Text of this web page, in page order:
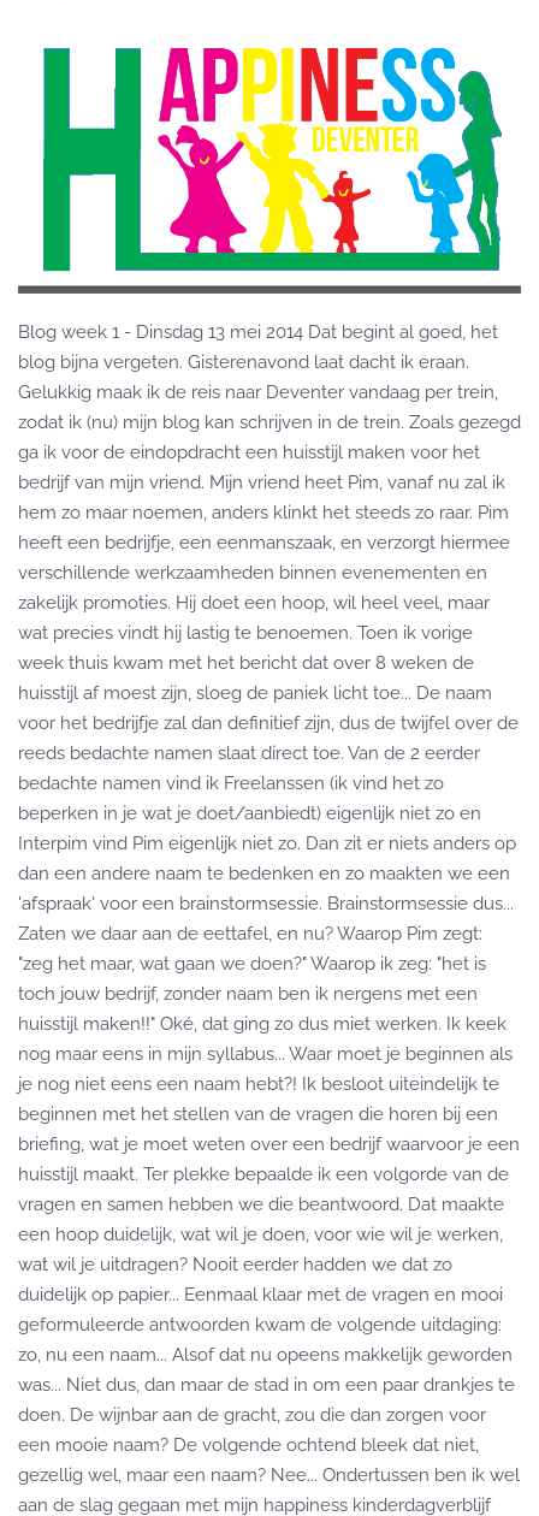
Blog week 1 - Dinsdag 13 mei 2014 Dat begint al goed, het
blog bijna vergeten. Gisterenavond laat dacht ik eraan.
Gelukkig maak ik de reis naar Deventer vandaag per trein,
zodat ik (nu) mijn blog kan schrijven in de trein. Zoals gezegd
ga ik voor de eindopdracht een huisstijl maken voor het
bedrijf van mijn vriend. Mijn vriend heet Pim, vanaf nu zal ik
hem zo maar noemen, anders klinkt het steeds zo raar. Pim
heeft een bedrijfje, een eenmanszaak, en verzorgt hiermee
verschillende werkzaamheden binnen evenementen en
zakelijk promoties. Hij doet een hoop, wil heel veel, maar
wat precies vindt hij lastig te benoemen. Toen ik vorige
week thuis kwam met het bericht dat over 8 weken de
huisstijl af moest zijn, sloeg de paniek licht toe... De naam
voor het bedrijfje zal dan definitief zijn, dus de twijfel over de
reeds bedachte namen slaat direct toe. Van de 2 eerder
bedachte namen vind ik Freelanssen (ik vind het zo
beperken in je wat je doet/aanbiedt) eigenlijk niet zo en
Interpim vind Pim eigenlijk niet zo. Dan zit er niets anders op
dan een andere naam te bedenken en zo maakten we een
'afspraak' voor een brainstormsessie. Brainstormsessie dus...
Zaten we daar aan de eettafel, en nu? Waarop Pim zegt:
"zeg het maar, wat gaan we doen?" Waarop ik zeg: "het is
toch jouw bedrijf, zonder naam ben ik nergens met een
huisstijl maken!!" Oké, dat ging zo dus miet werken. Ik keek
nog maar eens in mijn syllabus... Waar moet je beginnen als
je nog niet eens een naam hebt?! Ik besloot uiteindelijk te
beginnen met het stellen van de vragen die horen bij een
briefing, wat je moet weten over een bedrijf waarvoor je een
huisstijl maakt. Ter plekke bepaalde ik een volgorde van de
vragen en samen hebben we die beantwoord. Dat maakte
een hoop duidelijk, wat wil je doen, voor wie wil je werken,
wat wil je uitdragen? Nooit eerder hadden we dat zo
duidelijk op papier... Eenmaal klaar met de vragen en mooi
geformuleerde antwoorden kwam de volgende uitdaging:
zo, nu een naam... Alsof dat nu opeens makkelijk geworden
was... Niet dus, dan maar de stad in om een paar drankjes te
doen. De wijnbar aan de gracht, zou die dan zorgen voor
een mooie naam? De volgende ochtend bleek dat niet,
gezellig wel, maar een naam? Nee... Ondertussen ben ik wel
aan de slag gegaan met mijn happiness kinderdagverblijf